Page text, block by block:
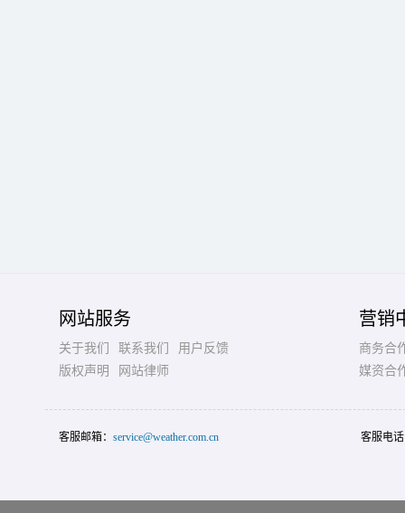
网站服务
关于我们 联系我们
用户反馈
版权声明
网站律师
营销
商务合
媒资合
客服邮箱： service@weather.com.cn 客服电